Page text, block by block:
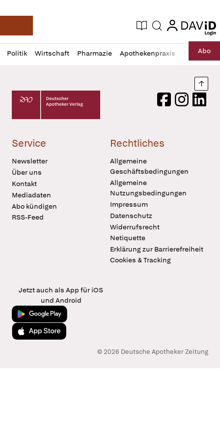
Deutsche Apotheker Zeitung
Aktuelle Ausgabe
Suche login
login
Politik Wirtschaft Pharmazie Apothekenpraxis RechtAbo
Profil
öffnen
Daz
Pur
Deutscher Apotheker Verlag Logo
FacebookInstagram
Service
Newsletter
Über uns
Kontakt
Mediadaten
Abo kündigen
RSS-Feed
Rechtliches
Allgemeine
Geschäftsbedingungen
Allgemeine
Nutzungsbedingungen
Impressum
Datenschutz
Widerrufsrecht
Netiquette
Erklärung zur Barrierefreiheit
Cookies & Tracking
Jetzt auch als App für iOS
und Android
Jetzt bei Google Play
Laden im App Store
© 2026 Deutsche Apotheker Zeitung